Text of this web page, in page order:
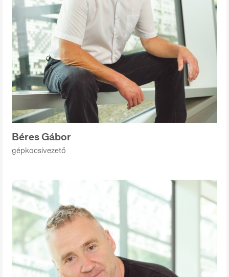
Béres Gábor
gépkocsivezető